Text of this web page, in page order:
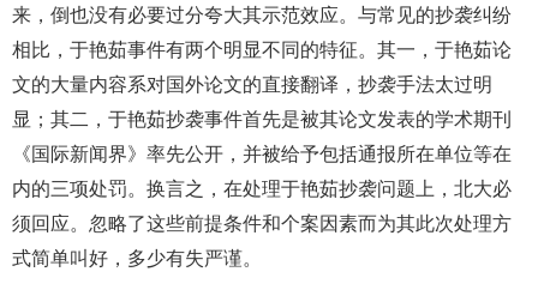
来，倒也没有必要过分夸大其示范效应。与常见的抄袭纠纷
相比，于艳茹事件有两个明显不同的特征。其一，于艳茹论
文的大量内容系对国外论文的直接翻译，抄袭手法太过明
显；其二，于艳茹抄袭事件首先是被其论文发表的学术期刊
《国际新闻界》率先公开，并被给予包括通报所在单位等在
内的三项处罚。换言之，在处理于艳茹抄袭问题上，北大必
须回应。忽略了这些前提条件和个案因素而为其此次处理方
式简单叫好，多少有失严谨。